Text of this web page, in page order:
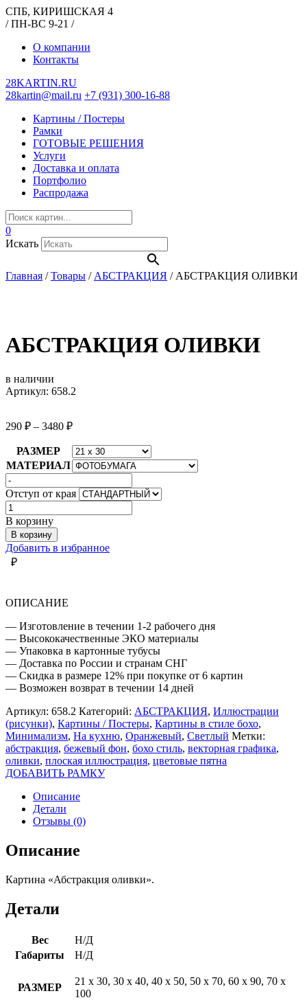
СПБ, КИРИШСКАЯ 4
/ ПН-ВС 9-21 /
О компании
Контакты
28KARTIN.RU
28kartin@mail.ru +7 (931) 300-16-88
Картины / Постеры
Рамки
ГОТОВЫЕ РЕШЕНИЯ
Услуги
Доставка и оплата
Портфолио
Распродажа
0
Искать
Главная /Товары / АБСТРАКЦИЯ / АБСТРАКЦИЯ ОЛИВКИ
АБСТРАКЦИЯ ОЛИВКИ
в наличии
Артикул: 658.2
290 ₽ – 3480 ₽
РАЗМЕР
МАТЕРИАЛ
Отступ от края
Количество
товара
АБСТРАКЦИЯ
ОЛИВКИ
В корзину
В корзину
Добавить в избранное
₽
ОПИСАНИЕ
— Изготовление в течении 1-2 рабочего дня
— Высококачественные ЭКО материалы
— Упаковка в картонные тубусы
— Доставка по России и странам СНГ
— Скидка в размере 12% при покупке от 6 картин
— Возможен возврат в течении 14 дней
Артикул: 658.2 Категорий: АБСТРАКЦИЯ, Иллюстрации
(рисунки), Картины / Постеры, Картины в стиле бохо,
Минимализм, На кухню, Оранжевый, Светлый Метки:
абстракция, бежевый фон, бохо стиль, векторная графика,
оливки, плоская иллюстрация, цветовые пятна
ДОБАВИТЬ РАМКУ
Описание
Детали
Отзывы (0)
Описание
Картина «Абстракция оливки».
Детали
Вес
Н/Д
Габариты
Н/Д
РАЗМЕР
21 х 30, 30 х 40, 40 х 50, 50 х 70, 60 х 90, 70 х
100